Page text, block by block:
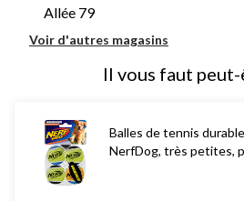
Allée 79
Voir d'autres magasins
Il vous faut
Balles de tennis
NerfDog, très petites,